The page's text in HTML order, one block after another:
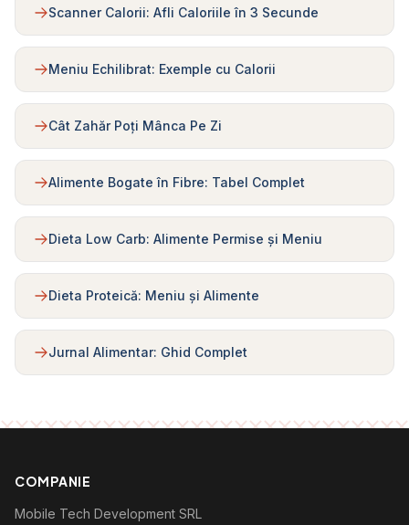
Scanner Calorii: Afli Caloriile în 3 Secunde
Meniu Echilibrat: Exemple cu Calorii
Cât Zahăr Poți Mânca Pe Zi
Alimente Bogate în Fibre: Tabel Complet
Dieta Low Carb: Alimente Permise și Meniu
Dieta Proteică: Meniu și Alimente
Jurnal Alimentar: Ghid Complet
COMPANIE
Mobile Tech Development SRL